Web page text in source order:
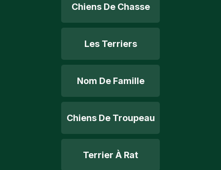
Chiens De Chasse
Les Terriers
Nom De Famille
Chiens De Troupeau
Terrier À Rat